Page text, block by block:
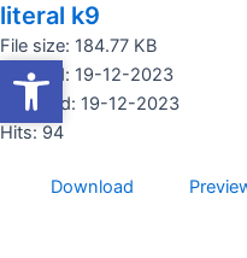
Abrir barra
Ir
al
contenido
literal k9
File size: 184.77 KB
Created: 19-12-2023
Updated: 19-12-2023
Hits: 94
Download
Abrir barra